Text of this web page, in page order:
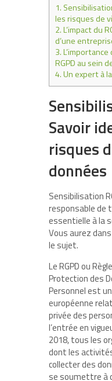
1.
les risques de
2.L’impact du
d’une
3.
RGPD au sein
4.Un expert à
Savoir
risques
données
Sensibilisation
responsable de
essentielle à la
Vous aurez
le sujet.
Le RGPD ou
Protection des
Personnel est
européenne
privée des
l’entrée en
2018, tous les
dont les
collecter des
se soumettre à